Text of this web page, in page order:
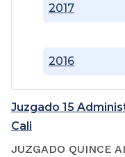
2016
2017
Juzgado 15
Cali
JUZGADO QUINCE